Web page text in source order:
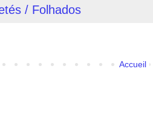
/ Folhados
Accueil